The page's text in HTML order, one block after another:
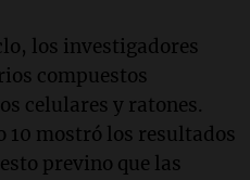
los investigadores
compuestos
celulares y ratones.
10 mostró los resultados
previno que las